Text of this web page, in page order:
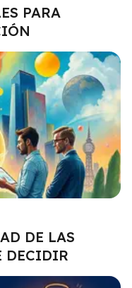
PARA
DE LAS
DECIDIR